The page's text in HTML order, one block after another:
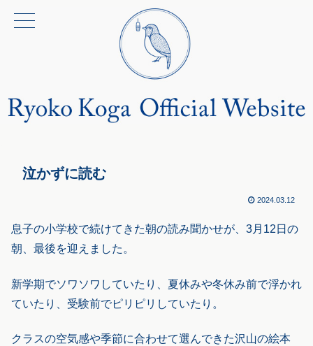
泣かずに読む
2024.03.12
息子の小学校で続けてきた朝の読み聞かせが、3月12日の
朝、最後を迎えました。
新学期でソワソワしていたり、夏休みや冬休み前で浮かれ
ていたり、受験前でピリピリしていたり。
クラスの空気感や季節に合わせて選んできた沢山の絵本